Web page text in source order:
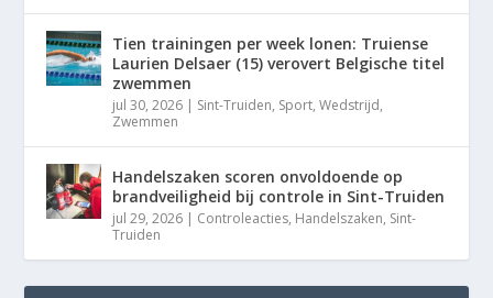
Tien trainingen per week lonen: Truiense
Laurien Delsaer (15) verovert Belgische titel
zwemmen
jul 30, 2026 | Sint-Truiden, Sport,Wedstrijd,
Zwemmen
Handelszaken scoren onvoldoende op
brandveiligheid bij controle in Sint-Truiden
jul 29, 2026 | Controleacties, Handelszaken, Sint-
Truiden